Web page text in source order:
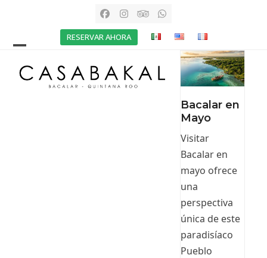
Facebook
Instagram
Tripadvisor
Whatsapp
RESERVAR AHORA
mobile
menu
mobile
menu
Bacalar en
Mayo
Visitar
Bacalar en
mayo ofrece
una
perspectiva
única de este
paradisíaco
Pueblo